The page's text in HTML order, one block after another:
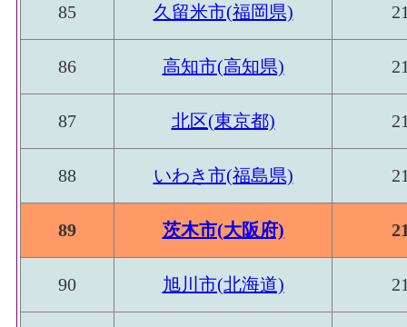
85 久留米市(福岡県)
86 高知市(高知県)
87 北区(東京都)
88 いわき市(福島県)
89 茨木市(大阪府)
90 旭川市(北海道)